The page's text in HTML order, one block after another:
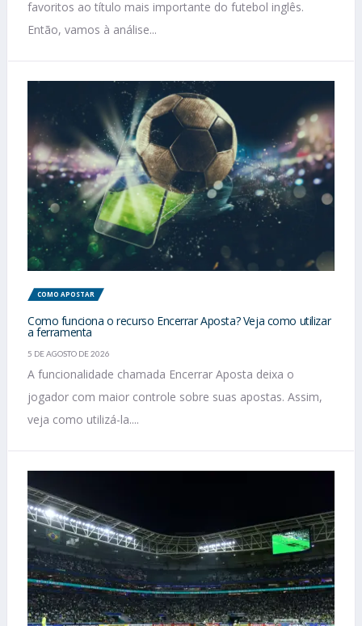
favoritos ao título mais importante do futebol inglês.
Então, vamos à análise...
COMO APOSTAR
Como funciona o recurso Encerrar Aposta? Veja como utilizar
a ferramenta
5 DE AGOSTO DE 2026
A funcionalidade chamada Encerrar Aposta deixa o
jogador com maior controle sobre suas apostas. Assim,
veja como utilizá-la....